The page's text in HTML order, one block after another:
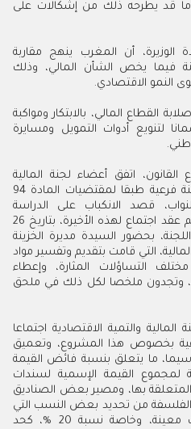
قد يطرحه ذلك من إشكالات على
الوزيرة، أن المغرب ينهج مقاربة
فيما يخص الشأن المالي، وذلك
النمو الاقتصادي.
القطاع المالي، بالابتكار ومواكبة
لتنويع أدوات التمويل ومسايرة
القانون، اتفق أعضاء لجنة المالية
والتنمية الاقتصادية على خلق لجنة فرعية طبقا لمقتضيات المادة 94
قصد الانكباب على الدراسة
التفصيلية لمواد المشروع؛ حيث تم عقد اجتماع لهذه الأخيرة، بتاريخ 26
اللجنة، بحضور السيدة مديرة الخزينة
التي قامت بتقديم وتفسير مواد
التساؤلات المثارة، وإعطاء
وتجدون ملخصا لكل ذلك في ملحق
عقدت لجنة المالية والتمية الاقتصادية اجتماعا
بخصوص هذا المشروع، وتعميق
ما يتعلق بنسبة فائض القيمة
لمجموع القيمة الإسمية لسندات
المتعلقة بها، ومصير بعض الصناديق
الفلسفة من تحديد بعض النسب التي
تضمنها المشروع في مستويات معينة، وخاصة نسبة 20 %، كحد